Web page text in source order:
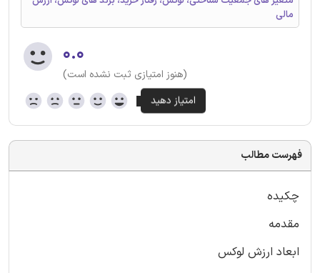
مالی
۰.۰
(هنوز امتیازی ثبت نشده است)
فهرست مطالب
چکیده
مقدمه
ابعاد ارزش لوکس